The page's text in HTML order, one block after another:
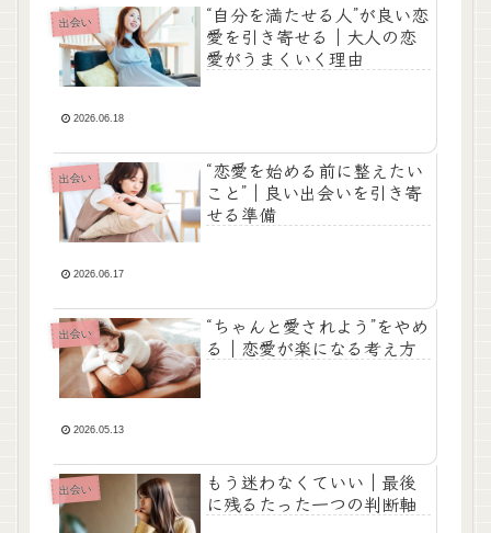
出会い
“自分を満たせる人”が良い恋
愛を引き寄せる｜大人の恋
愛がうまくいく理由
2026.06.18
出会い
“恋愛を始める前に整えたい
こと”｜良い出会いを引き寄
せる準備
2026.06.17
出会い
“ちゃんと愛されよう”をやめ
る｜恋愛が楽になる考え方
2026.05.13
出会い
もう迷わなくていい｜最後
に残るたった一つの判断軸